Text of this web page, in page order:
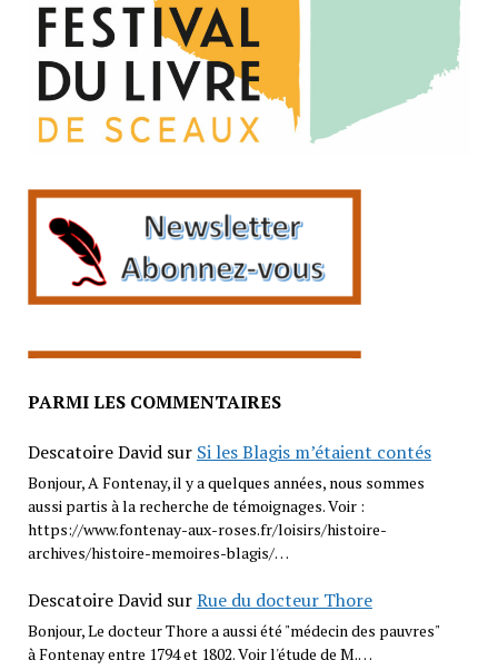
PARMI LES COMMENTAIRES
Descatoire Davidsur Si les Blagis m’étaient contés
Bonjour, A Fontenay, il y a quelques années, nous sommes
aussi partis à la recherche de témoignages. Voir :
https://www.fontenay-aux-roses.fr/loisirs/histoire-
archives/histoire-memoires-blagis/…
Descatoire DavidsurRue du docteur Thore
Bonjour, Le docteur Thore a aussi été "médecin des pauvres"
à Fontenay entre 1794 et 1802. Voir l'étude de M.…